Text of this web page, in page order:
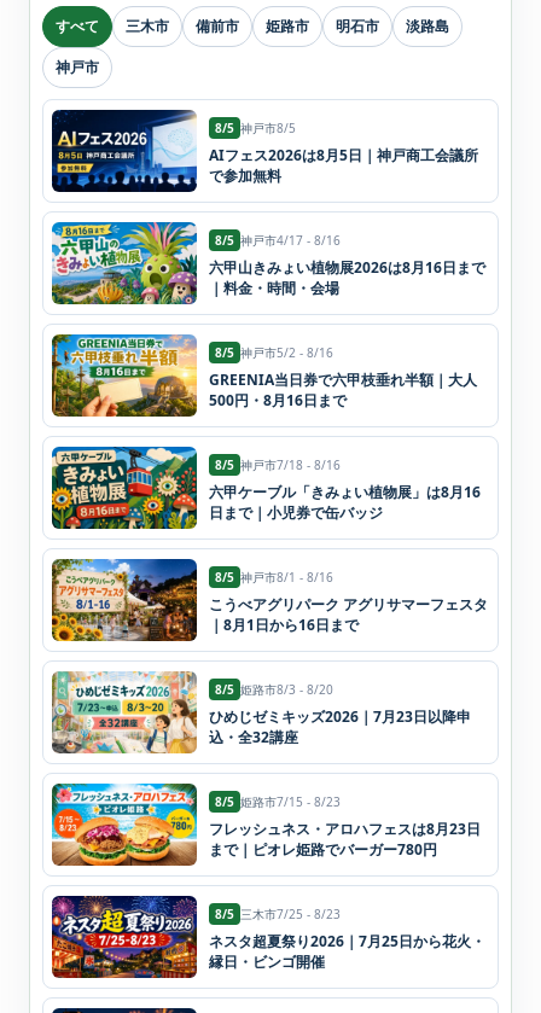
すべて 三木市 備前市 姫路市 明石市
淡路島
神戸市
8/5 神戸市8/5
AIフェス2026は8月5日｜神戸商工会議所
で参加無料
8/5 神戸市4/17 - 8/16
六甲山きみょい植物展2026は8月16日まで
｜料金・時間・会場
8/5 神戸市5/2 - 8/16
GREENIA当日券で六甲枝垂れ半額｜大人
500円・8月16日まで
8/5 神戸市7/18 - 8/16
六甲ケーブル「きみょい植物展」は8月16
日まで｜小児券で缶バッジ
8/5 神戸市8/1 - 8/16
こうべアグリパーク アグリサマーフェスタ
｜8月1日から16日まで
8/5 姫路市8/3 - 8/20
ひめじゼミキッズ2026｜7月23日以降申
込・全32講座
8/5 姫路市7/15 - 8/23
フレッシュネス・アロハフェスは8月23日
まで｜ピオレ姫路でバーガー780円
8/5 三木市7/25 - 8/23
ネスタ超夏祭り2026｜7月25日から花火・
縁日・ビンゴ開催